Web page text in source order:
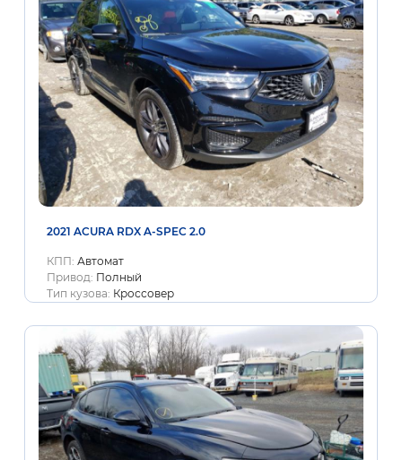
2021 ACURA RDX A-SPEC 2.0
КПП: Автомат
Привод: Полный
Тип кузова: Кроссовер